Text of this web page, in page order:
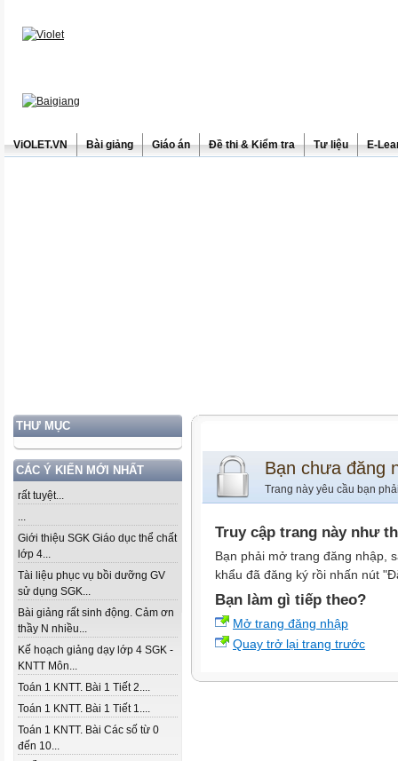
ViOLET.VN Bài giảng Giáo án Đề thi & Kiểm tra Tư liệu E-
THƯ MỤC
CÁC Ý KIẾN MỚI NHẤT
rất tuyệt...
...
Giới thiệu SGK Giáo dục thể chất
lớp 4...
Tài liệu phục vụ bồi dưỡng GV
sử dụng SGK...
Bài giảng rất sinh động. Cảm ơn
thầy N nhiều...
Kế hoạch giảng dạy lớp 4 SGK -
KNTT Môn...
Toán 1 KNTT. Bài 1 Tiết 2....
Toán 1 KNTT. Bài 1 Tiết 1....
Toán 1 KNTT. Bài Các số từ 0
đến 10...
Bạn chưa đăng
Trang này yêu cầu bạn
Truy cập trang này như
Bạn phải mở trang đăng nhập,
khẩu đã đăng ký rồi nhấn nút
Bạn làm gì tiếp theo?
Mở trang đăng nhập
Quay trở lại trang trước